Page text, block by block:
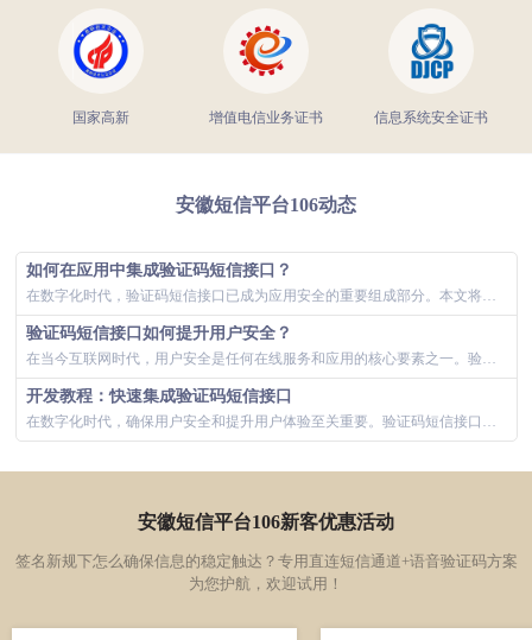
国家高新 增值电信业务证书 信息系统安全证书
安徽短信平台106动态
如何在应用中集成验证码短信接口？
在数字化时代，验证码短信接口已成为应用安全的重要组成部分。本文将深入探讨如何在应用中集成验证码短信接口，提升用户体验的同时保障信息安全。正如...
验证码短信接口如何提升用户安全？
在当今互联网时代，用户安全是任何在线服务和应用的核心要素之一。验证码短信接口作为一种普遍的安全措施，对保护用户信息起到了关键作用。互亿无线作...
开发教程：快速集成验证码短信接口
在数字化时代，确保用户安全和提升用户体验至关重要。验证码短信接口的集成是一个高效的解决方案。本教程将指导您如何快速集成验证码短信接口，以互亿...
安徽短信平台106新客优惠活动
签名新规下怎么确保信息的稳定触达？专用直连短信通道+语音验证码方案
为您护航，欢迎试用！